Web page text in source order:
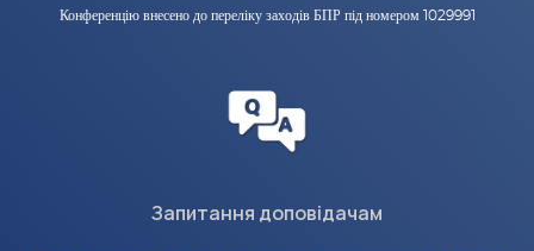
Конференцію внесено до переліку заходів БПР під номером 1029991
Запитання доповідачам